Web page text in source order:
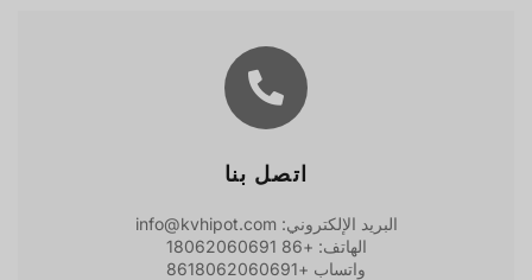
اتصل بنا
البريد الإلكتروني: info@kvhipot.com
الهاتف: +86 18062060691
واتساب +8618062060691